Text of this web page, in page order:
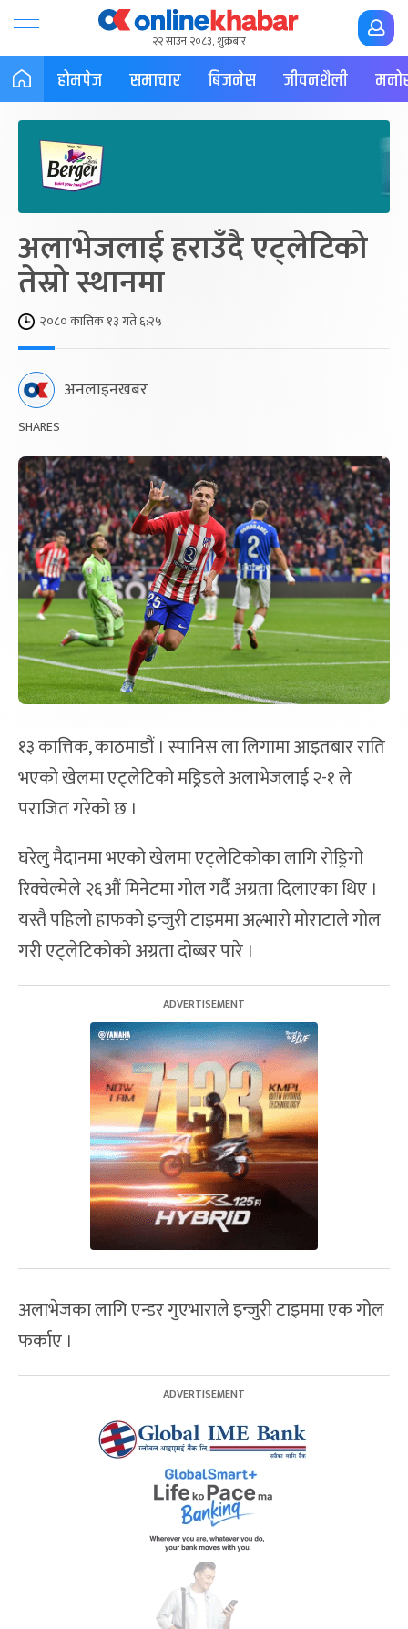
२२ साउन २०८३, शुक्रबार
होमपेज समाचार बिजनेस जीवनशैली
अलाभेजलाई हराउँदै एट्लेटिको
तेस्रो स्थानमा
२०८० कात्तिक १३ गते ६:२५
अनलाइनखबर
SHARES
१३ कात्तिक, काठमाडौं । स्पानिस ला लिगामा आइतबार राति
भएको खेलमा एट्लेटिको मड्रिडले अलाभेजलाई २-१ ले
पराजित गरेको छ ।
घरेलु मैदानमा भएको खेलमा एट्लेटिकोका लागि रोड्रिगो
रिक्वेल्मेले २६औं मिनेटमा गोल गर्दै अग्रता दिलाएका थिए ।
यस्तै पहिलो हाफको इन्जुरी टाइममा अल्भारो मोराटाले गोल
गरी एट्लेटिकोको अग्रता दोब्बर पारे ।
अलाभेजका लागि एन्डर गुएभाराले इन्जुरी टाइममा एक गोल
फर्काए ।